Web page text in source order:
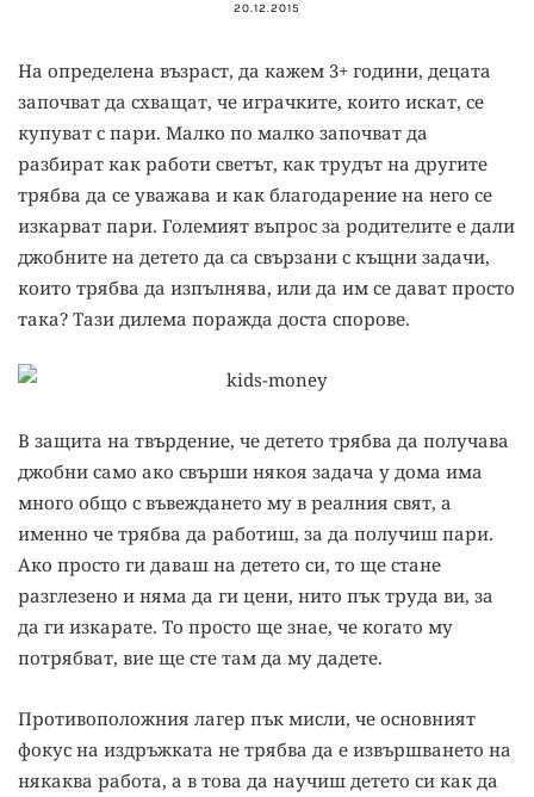
20.12.2015
На определена възраст, да кажем 3+ години, децата
започват да схващат, че играчките, които искат, се
купуват с пари. Малко по малко започват да
разбират как работи светът, как трудът на другите
трябва да се уважава и как благодарение на него се
изкарват пари. Големият въпрос за родителите е дали
джобните на детето да са свързани с къщни задачи,
които трябва да изпълнява, или да им се дават просто
така? Тази дилема поражда доста спорове.
В защита на твърдение, че детето трябва да получава
джобни само ако свърши някоя задача у дома има
много общо с въвеждането му в реалния свят, а
именно че трябва да работиш, за да получиш пари.
Ако просто ги даваш на детето си, то ще стане
разглезено и няма да ги цени, нито пък труда ви, за
да ги изкарате. То просто ще знае, че когато му
потрябват, вие ще сте там да му дадете.
Противоположния лагер пък мисли, че основният
фокус на издръжката не трябва да е извършването на
някаква работа, а в това да научиш детето си как да